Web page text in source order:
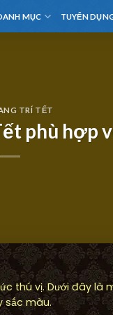
MỤC TUYỂN
TRÍ TẾT
phù hợp
thú vị. Dưới đây là
sắc màu.